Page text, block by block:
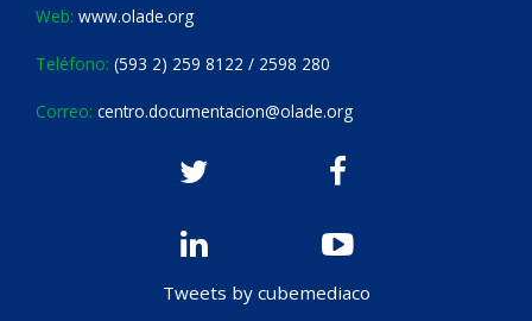
Web: www.olade.org
Teléfono: (593 2) 259 8122 / 2598 280
Correo: centro.documentacion@olade.org
Tweets by cubemediaco